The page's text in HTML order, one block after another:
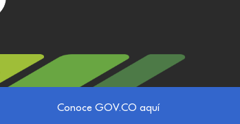
Conoce GOV.CO aquí